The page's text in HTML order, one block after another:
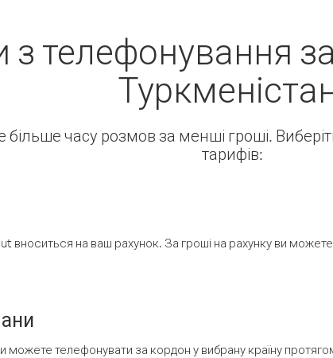
з телефонування
більше часу розмов за менші гроші.
тарифів:
вноситься на ваш рахунок. За гроші на рахунку ви можете
телефонувати за кордон у вибрану країну